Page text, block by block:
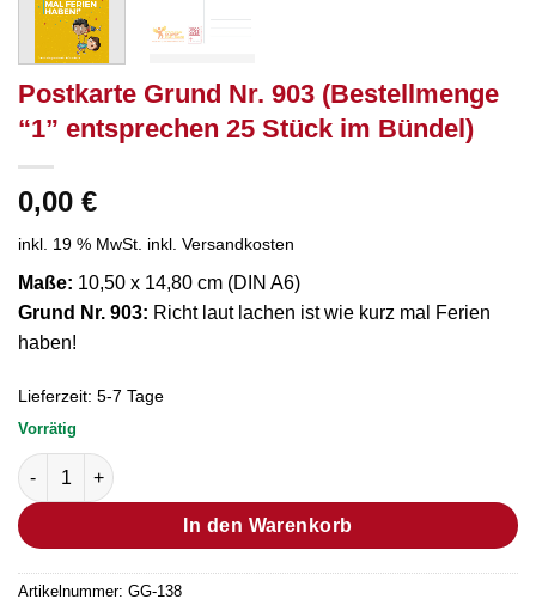
Postkarte Grund Nr. 903 (Bestellmenge
“1” entsprechen 25 Stück im Bündel)
0,00 €
inkl. 19 % MwSt. inkl. Versandkosten
Maße: 10,50 x 14,80 cm (DIN A6)
Grund Nr. 903: Richt laut lachen ist wie kurz mal Ferien
haben!
Lieferzeit: 5-7 Tage
Vorrätig
Postkarte Grund Nr. 903 (Bestellmenge "1" entsprechen 25
In den Warenkorb
Artikelnummer: GG-138